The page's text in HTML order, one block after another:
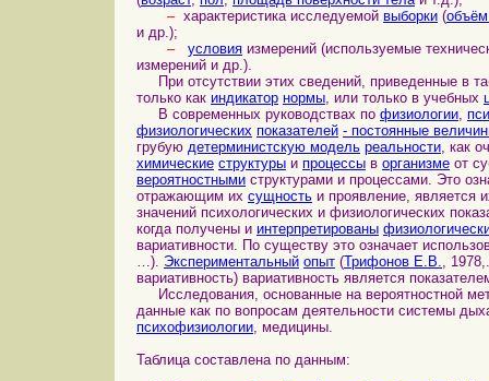
–характеристика исследуемой выборки (
и др.);
–
условия измерений (используемые
измерений и др.).
При отсутствии этих сведений, приведенные в
только как индикатор нормы, или только в учебных
В современных руководствах по физиологии,
физиологических показателей - постоянные
грубую детерминистскую модель реальности, как
химические структуры и процессы в организме от
вероятностными структурами и процессами. Это
отражающим их сущность и проявление, является
значений психологических и физиологических
когда получены и интерпретированы
вариативности. По существу это означает
…). Экспериментальный опыт (Трифонов Е.В.,
вариативность) вариативность является
Исследования, основанные на вероятностной
данные как по вопросам деятельности системы
психофизиологии, медицины.
Таблица составлена по данным: